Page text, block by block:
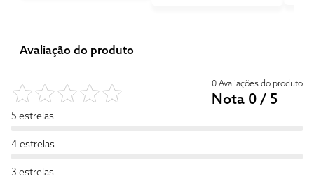
Avaliação do produto
0 Avaliações do produto
Nota 0 / 5
5 estrelas
4 estrelas
3 estrelas